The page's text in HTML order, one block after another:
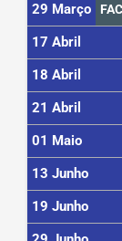
29 Março
17 Abril
18 Abril
21 Abril
01 Maio
13 Junho
19 Junho